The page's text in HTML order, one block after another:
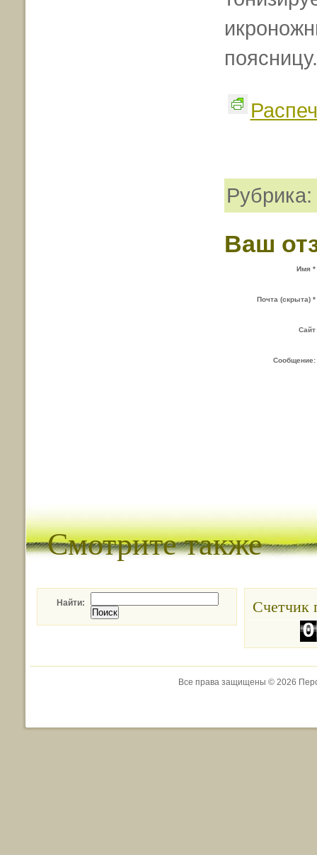
поясницу.
Рубрика:
Ваш
Имя *
Почта (скрыта) *
Сайт
Сообщение:
Смотрите также
Найти: Счетчик
0
1
Все права защищены © 2026